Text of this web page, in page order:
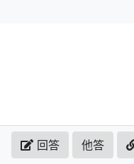
回答 他答